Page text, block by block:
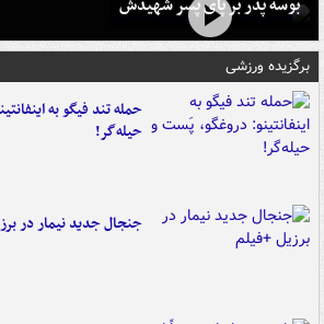
برگزیده ورزشی
حمله تند فیگو به
حیله‌گر!
جنجال جدید نیمار در